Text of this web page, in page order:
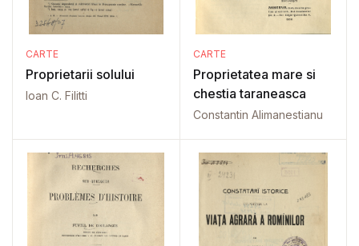
CARTE
Proprietarii solului
Ioan C. Filitti
CARTE
Proprietatea mare si
chestia taraneasca
Constantin Alimanestianu